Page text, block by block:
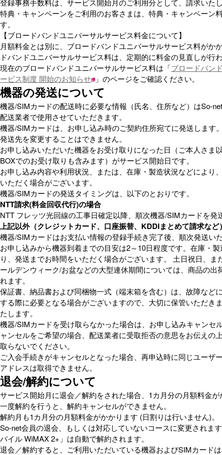
登録事務手数料は、サービス開始月のご利用分として、請求いた
特典・キャンペーンをご利用のお客さまは、特典・キャンペーン
す。
【ブロードバンドユニバーサルサービス料金について】
月額料金とは別に、ブロードバンドユニバーサルサービス料がか
ドバンドユニバーサルサービス料は、定期的に料金の見直しが行
現在のブロードバンドユニバーサルサービス料は「ブロードバン
ービス制度 開始のお知らせ
」のページをご確認ください。
機器の発送について
機器/SIMカードの配送時に必要な情報（氏名、住所など）はSo-
配送業者で使用させていただきます。
機器/SIMカードは、お申し込み時のご契約住所宛てに発送します
発送先を変更することはできません。
お申し込みいただいた機器をお受け取りになった日（ご本人さま
BOXでのお受け取りも含みます）がサービス開始日です。
お申し込み内容や利用状況、または、在庫・製造状況などにより
いただく場合がございます。
機器/SIMカードの発送タイミングは、以下のとおりです。
NTT請求(料金回収代行)の場合
NTT フレッツ光回線の工事日確定以降、順次機器/SIMカードを発
上記以外（クレジットカード、口座振替、KDDIまとめて請求など
機器/SIMカードはお支払い情報の登録手続き完了後、順次発送い
お申し込みから機器到着までの目安は2～10日程度です。在庫・
り、発送までお時間をいただく場合がございます。 土日祝日、ま
ールデンウィーク/お盆などの大型連休期間については、商品の出
れます。
保証書、納品書および同梱物一式（端末箱を含む）は、故障など
する際に必要となる場合がございますので、大切に保管いただき
たします。
機器/SIMカードを受け取らなかった場合は、お申し込みキャンセ
ャンセルをご希望の場合、配送業者に受取拒否の意思をお伝えの
取らないでください。
ご入会手続きがキャンセルとなった場合、再申込時に同じユーザ
アドレスは取得できません。
退会/解約について
サービス開始月に退会／解約をされた場合、1カ月分の月額料金
一度解約を行うと、解約キャンセルができません。
解約月も1カ月分の月額料金がかかります (日割りは行いません)。
So-net会員の退会、もしくは対応していないコースに変更されま
バイル WiMAX 2+」は自動で解約されます。
退会／解約すると、ご利用いただいている機器およびSIMカード